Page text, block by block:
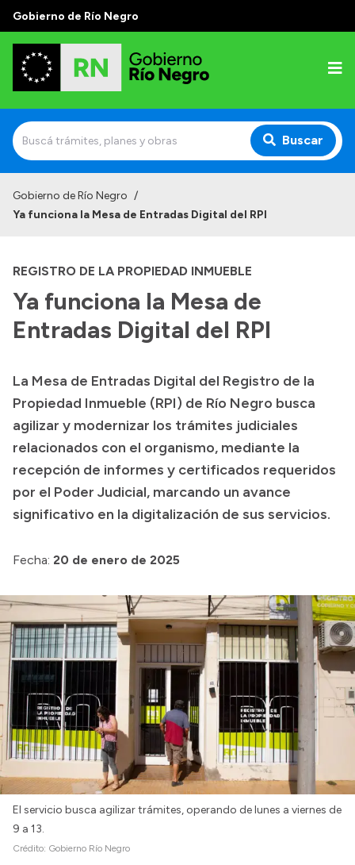
Gobierno de Río Negro
Buscar
Discursos en la Legislatura
Casa de Gobierno
Acerca de Río Negro
Historia
Geografía
Invertí en Río Negro
Presupuesto
Boletín Oficial
Compras y licitaciones
Consulta de expedientes
Consulta de pago a proveedores
Convocatorias
Intranet
Login
Gobierno de Río Negro /
Ya funciona la Mesa de Entradas Digital del RPI
REGISTRO DE LA PROPIEDAD INMUEBLE
Ya funciona la Mesa de
Entradas Digital del RPI
La Mesa de Entradas Digital del Registro de la
Propiedad Inmueble (RPI) de Río Negro busca
agilizar y modernizar los trámites judiciales
relacionados con el organismo, mediante la
recepción de informes y certificados requeridos
por el Poder Judicial, marcando un avance
significativo en la digitalización de sus servicios.
Fecha: 20 de enero de 2025
El servicio busca agilizar trámites, operando de lunes a viernes de
9 a 13.
Crédito: Gobierno Río Negro